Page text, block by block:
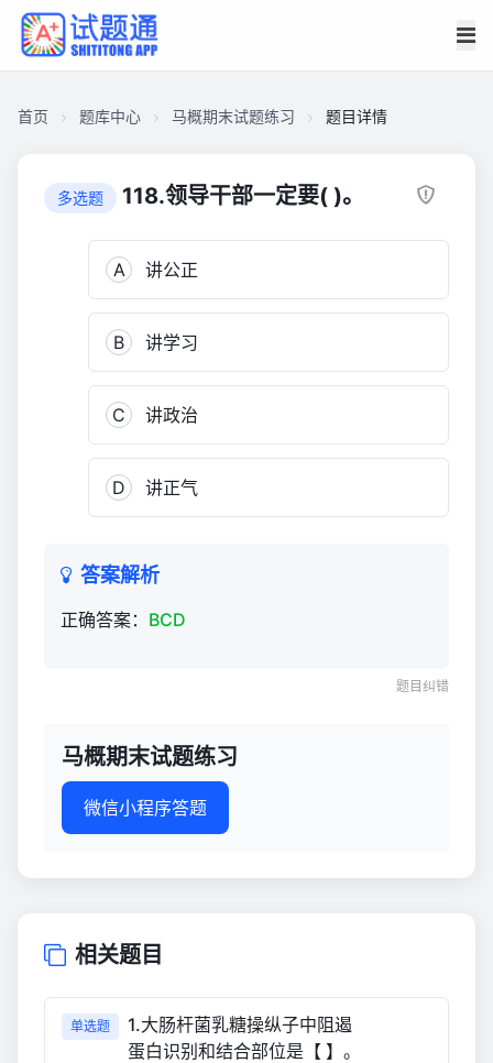
首页 题库中心 马概期末试题练习 题目详情
多选题 118.领导干部一定要( )。
A 讲公正
B 讲学习
C 讲政治
D 讲正气
答案解析
正确答案： BCD
题目纠错
马概期末试题练习
微信小程序答题
相关题目
单选题
1.大肠杆菌乳糖操纵子中阻遏
蛋白识别和结合部位是【 】。